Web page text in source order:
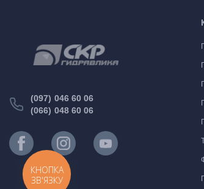
(097) 046 60 06
(066) 048 60 06
КНОПКА
ЗВ'ЯЗКУ